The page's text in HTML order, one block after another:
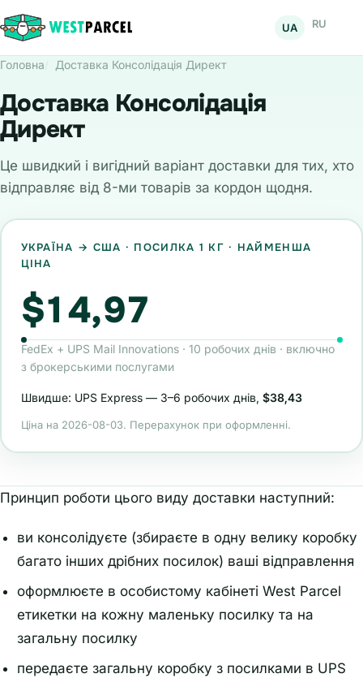
UA RU
Головна Доставка Консолідація Директ
Доставка Консолідація
Директ
Це швидкий і вигідний варіант доставки для тих, хто
відправляє від 8-ми товарів за кордон щодня.
УКРАЇНА → США · ПОСИЛКА 1 КГ · НАЙМЕНША
ЦІНА
$14,97
FedEx + UPS Mail Innovations · 10 робочих днів · включно
з брокерськими послугами
Швидше: UPS Express — 3–6 робочих днів, $38,43
Ціна на 2026-08-03. Перерахунок при оформленні.
Принцип роботи цього виду доставки наступний:
ви консолідуєте (збираєте в одну велику коробку
багато інших дрібних посилок) ваші відправлення
оформлюєте в особистому кабінеті West Parcel
етикетки на кожну маленьку посилку та на
загальну посилку
передаєте загальну коробку з посилками в UPS